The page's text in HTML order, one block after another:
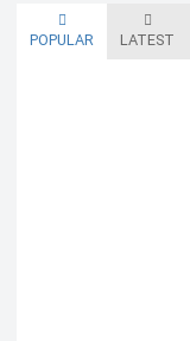
POPULAR LATEST